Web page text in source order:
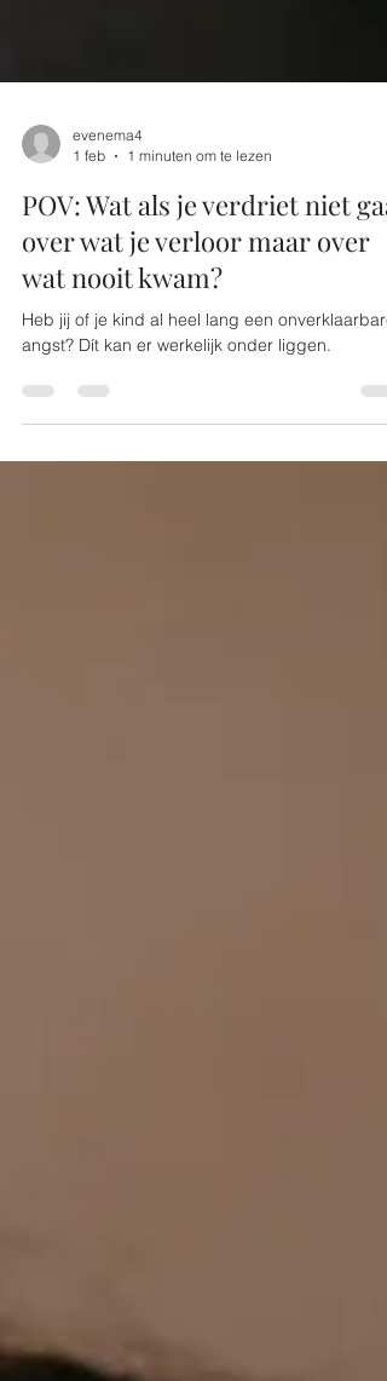
1 feb
1 minuten om te lezen
POV: Wat als je verdriet niet
over wat je verloor maar over
wat nooit kwam?
angst? Dít kan er werkelijk onder liggen.